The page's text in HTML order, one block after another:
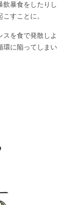
飲暴食をしたりし
すことに。
スを食で発散しよ
環に陥ってしまい